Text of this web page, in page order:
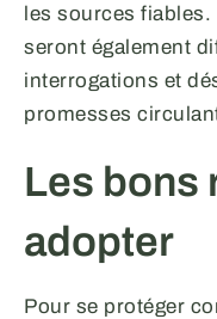
les sources
seront également
interrogations et
promesses
Les bons
adopter
Pour se protéger